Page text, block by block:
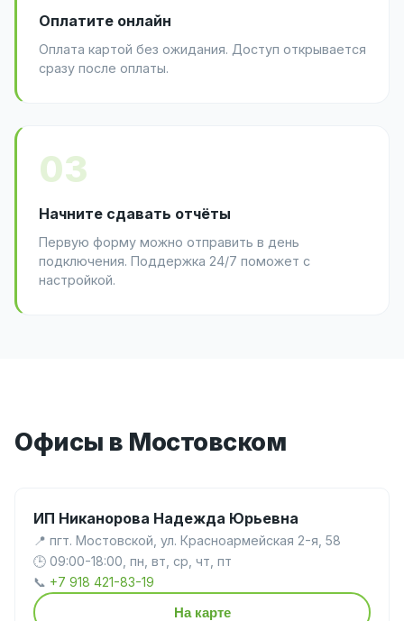
Оплатите онлайн
Оплата картой без ожидания. Доступ открывается
сразу после оплаты.
03
Начните сдавать отчёты
Первую форму можно отправить в день
подключения. Поддержка 24/7 поможет с
настройкой.
Офисы в Мостовском
ИП Никанорова Надежда Юрьевна
📍 пгт. Мостовской, ул. Красноармейская 2-я, 58
🕒 09:00-18:00, пн, вт, ср, чт, пт
📞 +7 918 421-83-19
На карте